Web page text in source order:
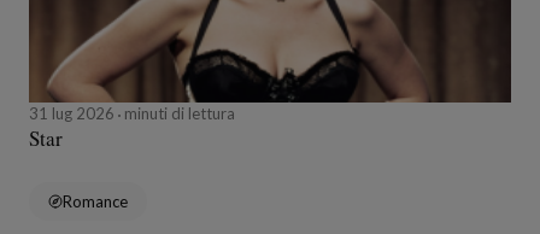
31 lug 2026 minuti di lettura
Star
Romance